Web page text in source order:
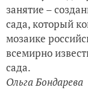
занятие –
сада, который
мозаике
всемирно
сада.
Ольга Бондарева